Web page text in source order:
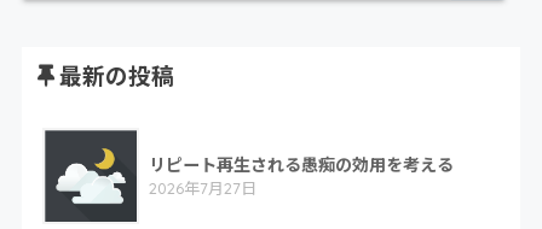
最新の投稿
リピート再生される愚痴の効用を考える
2026年7月27日